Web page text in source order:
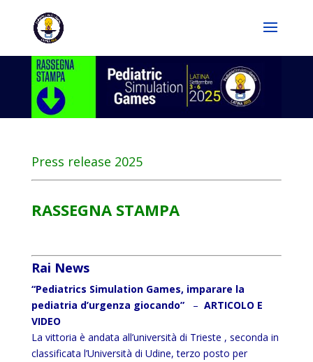
Press release 2025
RASSEGNA STAMPA
Rai News
“Pediatrics Simulation Games, imparare la
pediatria d’urgenza giocando”– ARTICOLO E
VIDEO
La vittoria è andata all’università di Trieste , seconda in
classificata l’Università di Udine, terzo posto per